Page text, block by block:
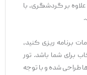
بر گردشگری، با
برنامه ‌ریزی کنید،
برای شما باشد. تور
طراحی شده و با توجه